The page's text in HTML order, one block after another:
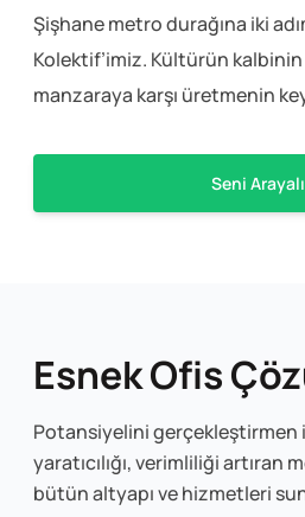
Şişhane metro durağına iki
Kolektif’imiz. Kültürün kalbinin
manzaraya karşı üretmenin
Seni
Esnek Ofis
Potansiyelini gerçekleştirmen
yaratıcılığı, verimliliği artıran
bütün altyapı ve hizmetleri